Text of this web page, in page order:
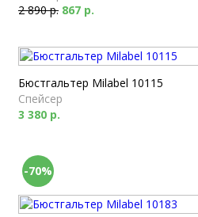
2 890 р. 867 р.
Бюстгальтер Milabel 10115
Спейсер
3 380 р.
-70%